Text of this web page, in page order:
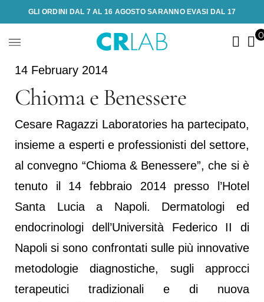
GLI ORDINI DAL 7 AL 16 AGOSTO SARANNO EVASI DAL 17
14 February 2014
Chioma e Benessere
Cesare Ragazzi Laboratories ha partecipato,
insieme a esperti e professionisti del settore,
al convegno “Chioma & Benessere”, che si è
tenuto il 14 febbraio 2014 presso l’Hotel
Santa Lucia a Napoli. Dermatologi ed
endocrinologi dell’Università Federico II di
Napoli si sono confrontati sulle più innovative
metodologie diagnostiche, sugli approcci
terapeutici tradizionali e di nuova